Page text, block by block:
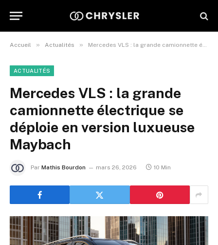
Accueil » Actualités » Mercedes VLS : la grande camionnette électrique se déploie en version luxueuse Maybach
ACTUALITÉS
Mercedes VLS : la grande
camionnette électrique se
déploie en version luxueuse
Maybach
Par Mathis Bourdon mars 26, 2026 10 Min